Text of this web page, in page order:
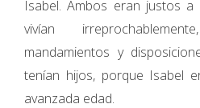
Isabel. Ambos eran justos
vivían
mandamientos y
tenían hijos, porque Isabel
avanzada edad.